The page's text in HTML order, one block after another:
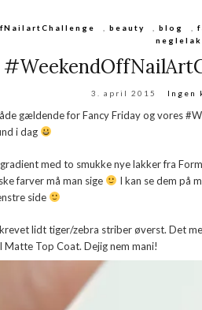
beauty blog
neglelak
3. april 2015 Ingen
gældende for Fancy Friday og vores
i dag
med to smukke nye lakker fra
farver må man sige
I kan se dem på
side
lidt tiger/zebra striber øverst. Det
Matte Top Coat. Dejig nem mani!